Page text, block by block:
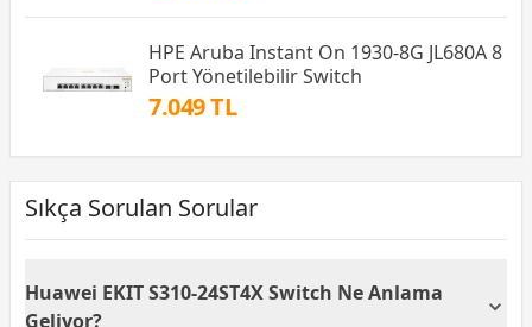
HPE Aruba Instant On 1930-8G JL680A 8
Port Yönetilebilir Switch
7.049 TL
Sıkça Sorulan Sorular
Huawei EKIT S310-24ST4X Switch Ne Anlama
Geliyor?